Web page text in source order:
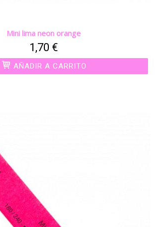
Mini lima neon orange
1,70 €
AÑADIR A CARRITO